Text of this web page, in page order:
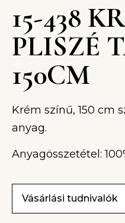
15-438
PLISZÉ
150CM
Krém színű, 150 cm
anyag.
Anyagösszetétel:
Vásárlási tudnivalók